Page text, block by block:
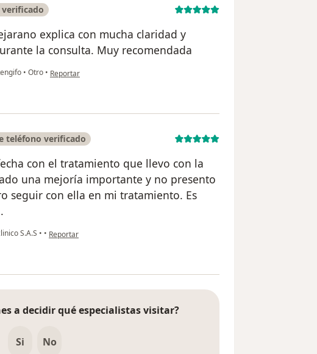
explica con mucha claridad y
la consulta. Muy recomendada
• Otro • en opinión del usuario Misdey
Reportar
teléfono verificado
con el tratamiento que llevo con la
una mejoría importante y no presento
seguir con ella en mi tratamiento. Es
S.A.S • • en opinión del usuario Carolina Correa
Reportar
a decidir qué especialistas visitar?
Si No